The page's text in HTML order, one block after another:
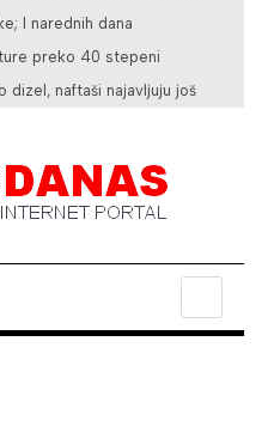
I narednih dana
preko 40 stepeni
dizel, naftaši najavljuju još